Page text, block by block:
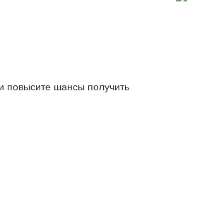
повысите шансы получить